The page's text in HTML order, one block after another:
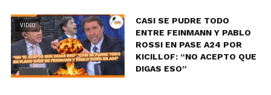
VIDEO
CASI SE PUDRE TODO
ENTRE FEINMANN Y PABLO
ROSSI EN PASE A24 POR
KICILLOF: “NO ACEPTO QUE
DIGAS ESO”